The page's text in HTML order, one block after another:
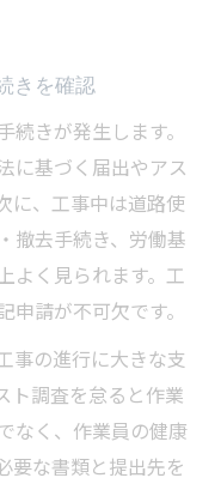
きを確認
きが発生します。
に基づく届出やアス
に、工事中は道路使
撤去手続き、労働基
よく見られます。工
請が不可欠です。
事の進行に大きな支
ト調査を怠ると作業
なく、作業員の健康
要な書類と提出先を